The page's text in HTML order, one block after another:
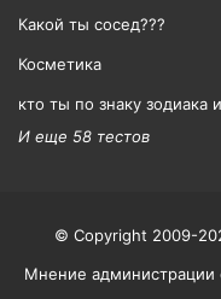
Какой ты сосед???
Косметика
кто ты по знаку
И еще 58 тестов
© Copyright 2009-
Мнение администрации